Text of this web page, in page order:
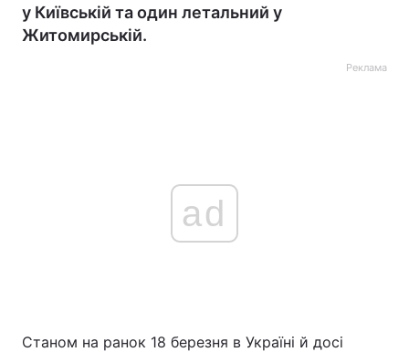
у Київській та один летальний у
Житомирській.
Реклама
ad
Станом на ранок 18 березня в Україні й досі